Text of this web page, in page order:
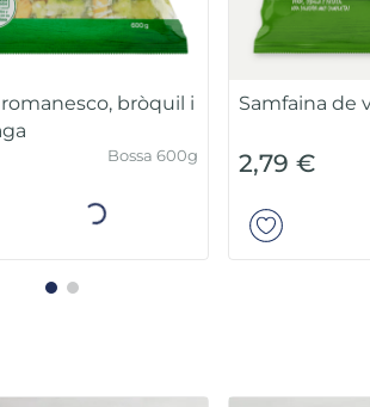
Bossa 600g 2,10 €